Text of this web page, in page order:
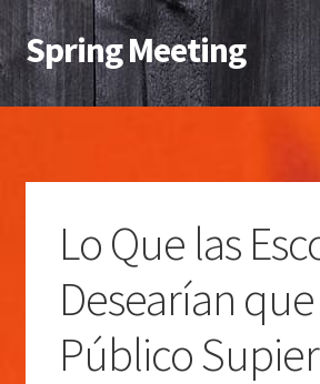
Ir
a
la
Ir
al
contenido
Spring Meeting
Inicio
Lo Que las
Desearían
Público